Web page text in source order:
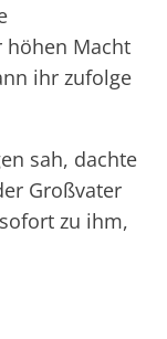
höhen Macht
ihr zufolge
sah, dachte
Großvater
zu ihm,